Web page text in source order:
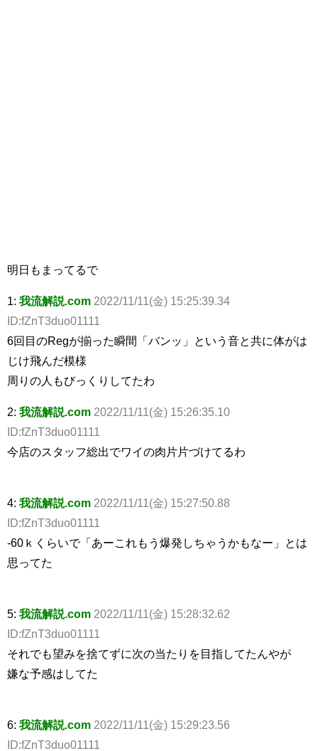
明日もまってるで
1: 我流解説.com 2022/11/11(金) 15:25:39.34
ID:fZnT3duo01111
6回目のRegが揃った瞬間「バンッ」という音と共に体がは
じけ飛んだ模様
周りの人もびっくりしてたわ
2: 我流解説.com 2022/11/11(金) 15:26:35.10
ID:fZnT3duo01111
今店のスタッフ総出でワイの肉片片づけてるわ
4: 我流解説.com 2022/11/11(金) 15:27:50.88
ID:fZnT3duo01111
-60ｋくらいで「あーこれもう爆発しちゃうかもなー」とは
思ってた
5: 我流解説.com 2022/11/11(金) 15:28:32.62
ID:fZnT3duo01111
それでも望みを捨てずに次の当たりを目指してたんやが
嫌な予感はしてた
6: 我流解説.com 2022/11/11(金) 15:29:23.56
ID:fZnT3duo01111